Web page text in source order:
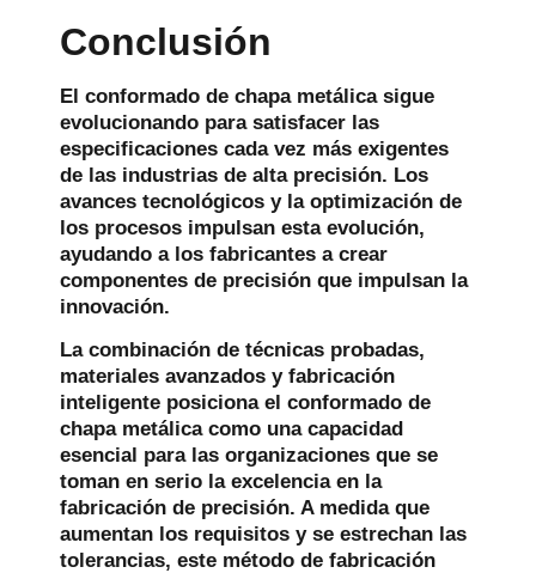
Conclusión
El conformado de chapa metálica sigue
evolucionando para satisfacer las
especificaciones cada vez más exigentes
de las industrias de alta precisión. Los
avances tecnológicos y la optimización de
los procesos impulsan esta evolución,
ayudando a los fabricantes a crear
componentes de precisión que impulsan la
innovación.
La combinación de técnicas probadas,
materiales avanzados y fabricación
inteligente posiciona el conformado de
chapa metálica como una capacidad
esencial para las organizaciones que se
toman en serio la excelencia en la
fabricación de precisión. A medida que
aumentan los requisitos y se estrechan las
tolerancias, este método de fabricación